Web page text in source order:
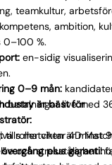
teamkultur,
kompetens, ambition,
%.
en-sidig
0–9 mån:
betalningar live med
tills matchen är minst
plus garanti:
är bäst för
roller viktar 4D
och stresstålighet